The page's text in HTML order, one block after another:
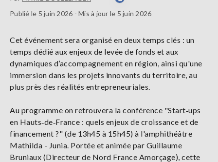
Publié le 5 juin 2026 - Mis à jour le 5 juin 2026
Cet événement sera organisé en deux temps clés : un
temps dédié aux enjeux de levée de fonds et aux
dynamiques d’accompagnement en région, ainsi qu'une
immersion dans les projets innovants du territoire, au
plus près des réalités entrepreneuriales.
Au programme on retrouvera la conférence "Start‑ups
en Hauts‑de‑France : quels enjeux de croissance et de
financement ?" (de 13h45 à 15h45) à l'amphithéâtre
Mathilda - Junia. Portée et animée par Guillaume
Bruniaux (Directeur de Nord France Amorçage), cette